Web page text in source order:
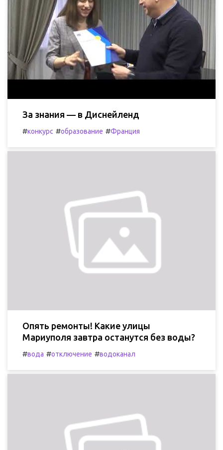
За знания — в Диснейленд
#конкурс #образование #Франция
Опять ремонты! Какие улицы
Мариуполя завтра останутся без воды?
#вода #отключение #водоканал